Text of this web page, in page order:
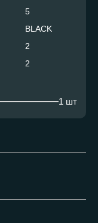
5
BLACK
2
2
1 шт